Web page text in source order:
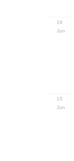
19
Jun
15
Jun